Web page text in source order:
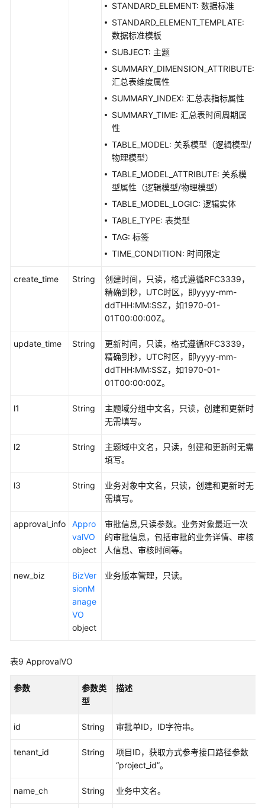
STANDARD_ELEMENT: 数据标准
STANDARD_ELEMENT_TEMPLATE:
数据标准模板
SUBJECT: 主题
SUMMARY_DIMENSION_ATTRIBUTE:
汇总表维度属性
SUMMARY_INDEX: 汇总表指标属性
SUMMARY_TIME: 汇总表时间周期属
性
TABLE_MODEL: 关系模型（逻辑模型/
物理模型）
TABLE_MODEL_ATTRIBUTE: 关系模
型属性（逻辑模型/物理模型）
TABLE_MODEL_LOGIC: 逻辑实体
TABLE_TYPE: 表类型
TAG: 标签
TIME_CONDITION: 时间限定
create_time String
创建时间，只读，格式遵循RFC3339，
精确到秒，UTC时区，即yyyy-mm-
ddTHH:MM:SSZ，如1970-01-
01T00:00:00Z。
update_time String
更新时间，只读，格式遵循RFC3339，
精确到秒，UTC时区，即yyyy-mm-
ddTHH:MM:SSZ，如1970-01-
01T00:00:00Z。
l1 String
主题域分组中文名，只读，创建和更新时
无需填写。
l2 String
主题域中文名，只读，创建和更新时无需
填写。
l3 String
业务对象中文名，只读，创建和更新时无
需填写。
approval_info
Appro
valVO
object
审批信息,只读参数。业务对象最近一次
的审批信息，包括审批的业务详情、审核
人信息、审核时间等。
new_biz
BizVer
sionM
anage
VO
object
业务版本管理，只读。
表9 ApprovalVO
参数
参数类
型
描述
id String 审批单ID，ID字符串。
tenant_id String
项目ID，获取方式参考接口路径参数
“project_id”。
name_ch String 业务中文名。